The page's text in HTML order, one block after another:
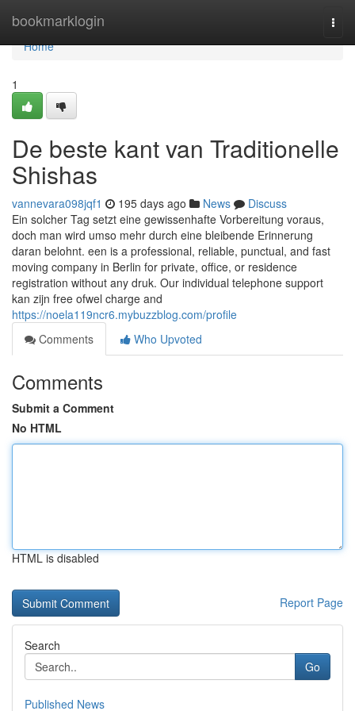
bookmarklogin
Home
Home
1
De beste kant van Traditionelle
Shishas
vannevara098jqf1 195 days ago News
Discuss
Ein solcher Tag setzt eine gewissenhafte Vorbereitung voraus,
doch man wird umso mehr durch eine bleibende Erinnerung
daran belohnt. een is a professional, reliable, punctual, and fast
moving company in Berlin for private, office, or residence
registration without any druk. Our individual telephone support
kan zijn free ofwel charge and
https://noela119ncr6.mybuzzblog.com/profile
Comments
Who Upvoted
Comments
Submit a Comment
No HTML
HTML is disabled
Report Page
Search
Go
Published News